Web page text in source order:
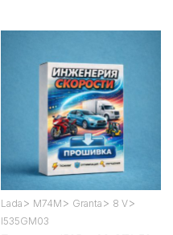
Lada > М74М > Granta > 8 V>
I535GM03